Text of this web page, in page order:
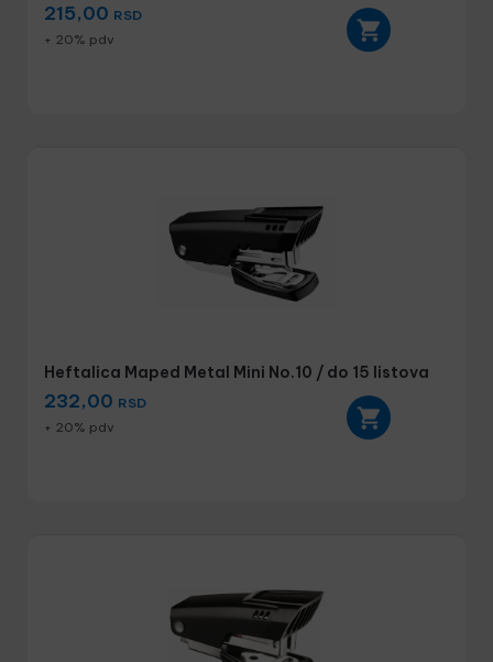
215,00 RSD
+ 20% pdv
Heftalica Maped Metal Mini No.10 / do 15 listova
232,00 RSD
+ 20% pdv